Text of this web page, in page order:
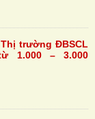
trường ĐBSCL
1.000 – 3.000